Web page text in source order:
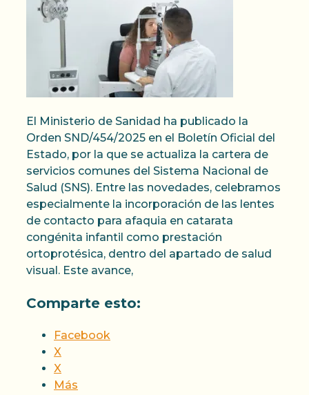
El Ministerio de Sanidad ha publicado la
Orden SND/454/2025 en el Boletín Oficial del
Estado, por la que se actualiza la cartera de
servicios comunes del Sistema Nacional de
Salud (SNS). Entre las novedades, celebramos
especialmente la incorporación de las lentes
de contacto para afaquia en catarata
congénita infantil como prestación
ortoprotésica, dentro del apartado de salud
visual. Este avance,
Comparte esto:
Facebook
X
X
Más